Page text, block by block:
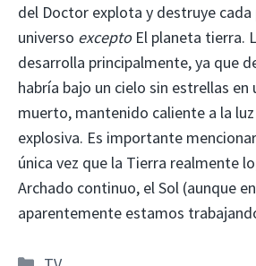
del Doctor explota y destruye
universo exceptoEl planeta tierra.
desarrolla principalmente, ya que
habría bajo un cielo sin estrellas en
muerto, mantenido caliente a la
explosiva. Es importante
única vez que la Tierra realmente
Archado continuo, el Sol (aunque
aparentemente estamos
Categorías